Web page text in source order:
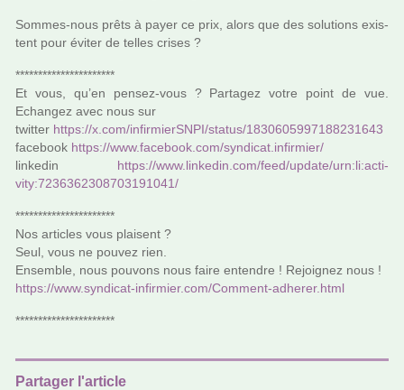
Sommes-nous prêts à payer ce prix, alors que des solu­tions exis­
tent pour éviter de telles crises ?
**********************
Et vous, qu’en pensez-vous ? Partagez votre point de vue.
Echangez avec nous sur
twit­ter https://x.com/infir­mierSNPI/status/1830605997188231643
face­book https://www.face­book.com/syn­di­cat.infir­mier/
lin­ke­din
https://www.lin­ke­din.com/feed/update/urn:li:acti­
vity:7236362308703191041/
**********************
Nos arti­cles vous plai­sent ?
Seul, vous ne pouvez rien.
Ensemble, nous pou­­vons nous faire enten­­dre ! Rejoignez nous !
https://www.syn­di­cat-infir­mier.com/Comment-adhe­rer.html
**********************
Partager l'article